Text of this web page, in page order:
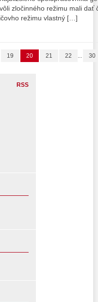
zločinného režimu mali
režimu vlastný […]
19 20 21 22 ... 30
RSS